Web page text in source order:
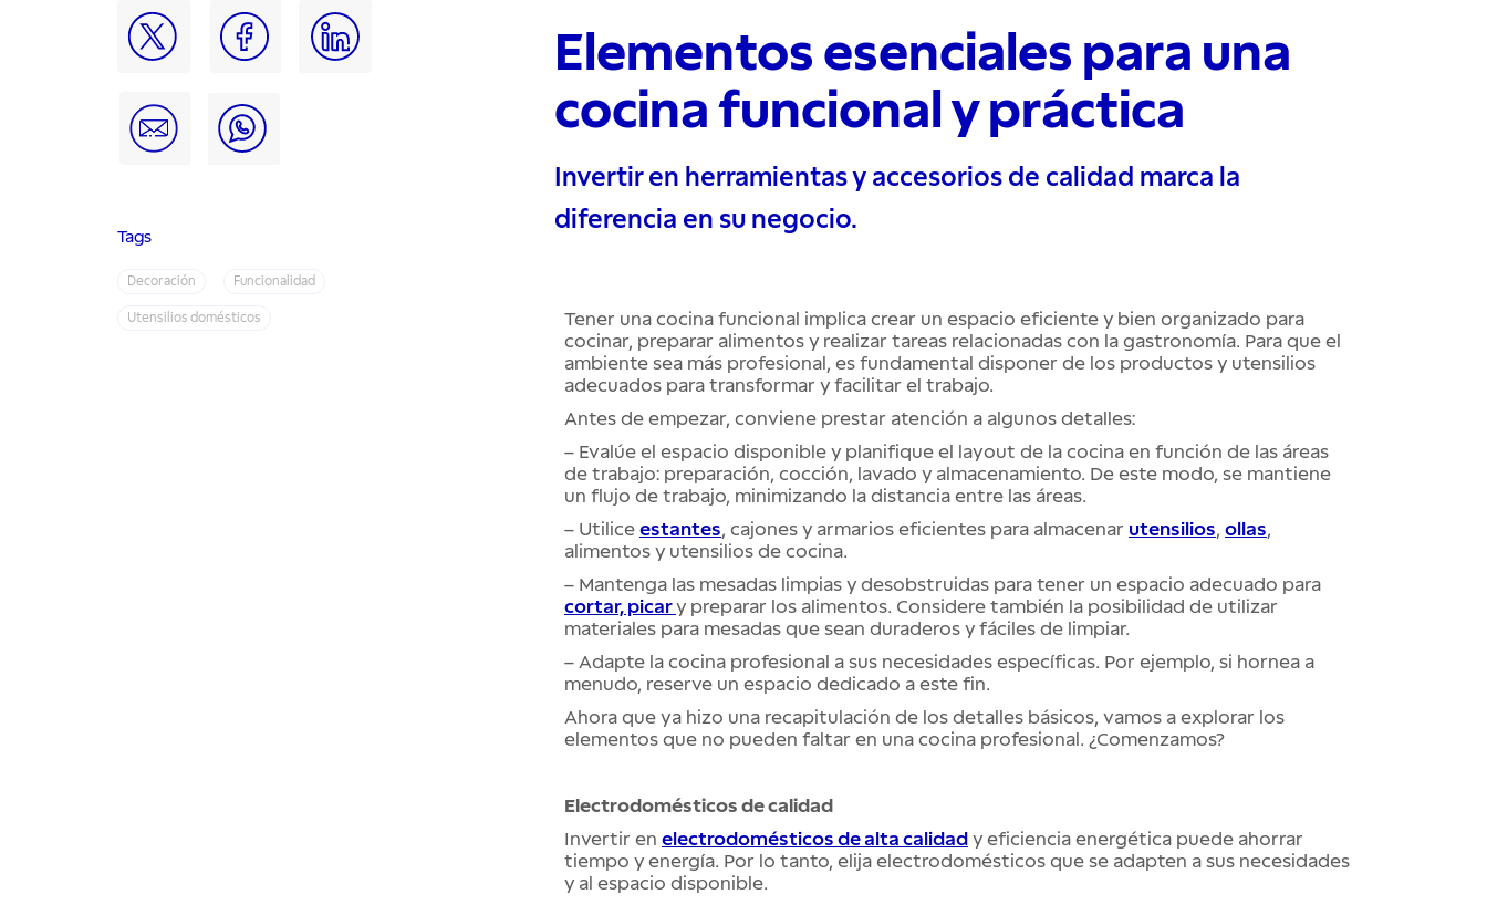
Tags
Decoración Funcionalidad
Utensilios domésticos
Elementos esenciales para una
cocina funcional y práctica
Invertir en herramientas y accesorios de calidad marca la
diferencia en su negocio.
Tener una cocina funcional implica crear un espacio eficiente y bien organizado para
cocinar, preparar alimentos y realizar tareas relacionadas con la gastronomía. Para que el
ambiente sea más profesional, es fundamental disponer de los productos y utensilios
adecuados para transformar y facilitar el trabajo.
Antes de empezar, conviene prestar atención a algunos detalles:
– Evalúe el espacio disponible y planifique el layout de la cocina en función de las áreas
de trabajo: preparación, cocción, lavado y almacenamiento. De este modo, se mantiene
un flujo de trabajo, minimizando la distancia entre las áreas.
– Utilice estantes, cajones y armarios eficientes para almacenar utensilios, ollas,
alimentos y utensilios de cocina.
– Mantenga las mesadas limpias y desobstruidas para tener un espacio adecuado para
cortar, picary preparar los alimentos. Considere también la posibilidad de utilizar
materiales para mesadas que sean duraderos y fáciles de limpiar.
– Adapte la cocina profesional a sus necesidades específicas. Por ejemplo, si hornea a
menudo, reserve un espacio dedicado a este fin.
Ahora que ya hizo una recapitulación de los detalles básicos, vamos a explorar los
elementos que no pueden faltar en una cocina profesional. ¿Comenzamos?
Electrodomésticos de calidad
Invertir en electrodomésticos de alta calidad y eficiencia energética puede ahorrar
tiempo y energía. Por lo tanto, elija electrodomésticos que se adapten a sus necesidades
y al espacio disponible.